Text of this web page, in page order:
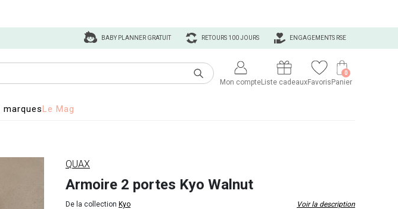
ENGAGEMENTS RSE
RETOURS 100 JOURS
BABY PLANNER GRATUIT
Mon compteListe cadeauxFavoris Panier
0
marquesLe Mag
QUAX
Armoire 2 portes Kyo Walnut
De la collection Kyo Voir la description